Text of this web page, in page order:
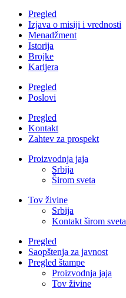
Pregled
Izjava o misiji i vrednosti
Menadžment
Istorija
Brojke
Karijera
Pregled
Poslovi
Pregled
Kontakt
Zahtev za prospekt
Proizvodnja jaja
Srbija
Širom sveta
Tov živine
Srbija
Kontakt širom sveta
Pregled
Saopštenja za javnost
Pregled štampe
Proizvodnja jaja
Tov živine